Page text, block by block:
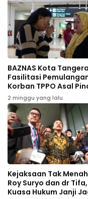
BAZNAS Kota
Fasilitasi
Korban TPPO Asal
dari Kamboja
2 minggu yang lalu
Kejaksaan Tak
Roy Suryo dan dr Tifa,
Kuasa Hukum Janji